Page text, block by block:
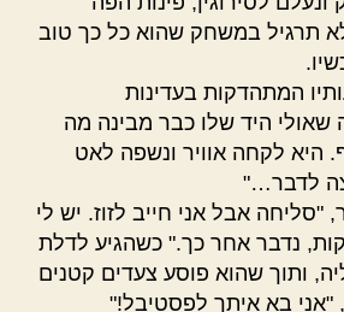
תרגיל במשחק שהוא כל כך טוב
המתהדקות בעדינות
היד שלו כבר מבינה מה
היא לקחה אוויר ונשפה לאט
לדבר…"
"סליחה אבל אני חייב לזוז. יש לי
נדבר אחר כך." כשהגיע לדלת
ותוך שהוא פוסע צעדים קטנים
בא איתך לפסטיבל!"